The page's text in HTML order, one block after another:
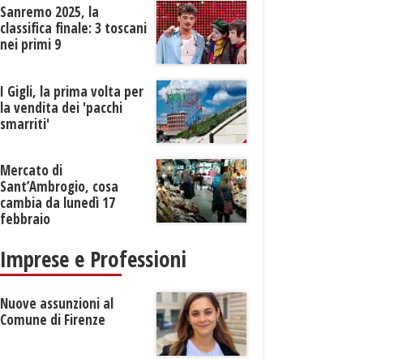
Sanremo 2025, la
classifica finale: 3 toscani
nei primi 9
I Gigli, la prima volta per
la vendita dei 'pacchi
smarriti'
Mercato di
Sant’Ambrogio, cosa
cambia da lunedì 17
febbraio
Imprese e Professioni
Nuove assunzioni al
Comune di Firenze